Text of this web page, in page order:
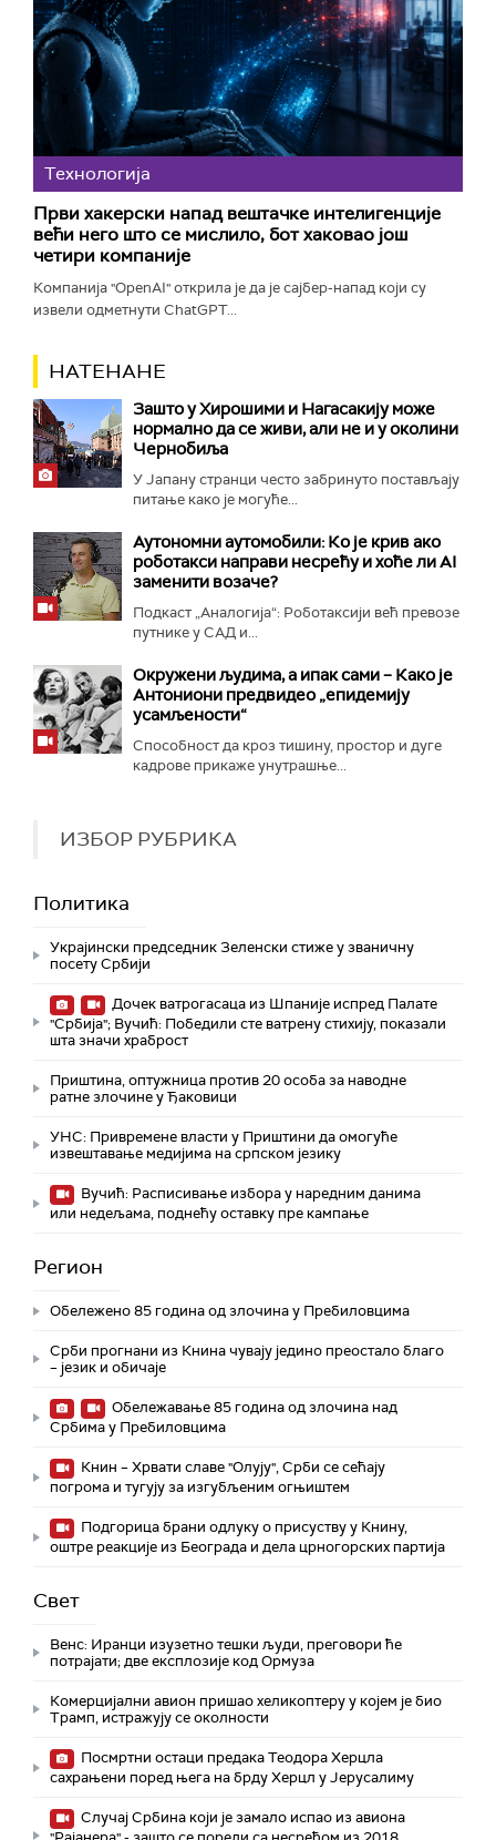
Технологијa
Први хакерски напад вештачке интелигенције
већи него што се мислило, бот хаковао још
четири компаније
Компанија "OpenAI" открила је да је сајбер-напад који су
извели одметнути ChatGPT...
НАТЕНАНЕ
Зашто у Хирошими и Нагасакију може
нормално да се живи, али не и у околини
Чернобиља
У Јапану странци често забринуто постављају
питање како је могуће...
Аутономни аутомобили: Ко је крив ако
роботакси направи несрећу и хоће ли AI
заменити возаче?
Подкаст „Аналогија“: Роботаксији већ превозе
путнике у САД и...
Окружени људима, а ипак сами – Како је
Антониони предвидео „епидемију
усамљености“
Способност да кроз тишину, простор и дуге
кадрове прикаже унутрашње...
ИЗБОР РУБРИКА
Политика
Украјински председник Зеленски стиже у званичну
посету Србији
Дочек ватрогасаца из Шпаније испред Палате
"Србија"; Вучић: Победили сте ватрену стихију, показали
шта значи храброст
Приштина, оптужница против 20 особа за наводне
ратне злочине у Ђаковици
УНС: Привремене власти у Приштини да омогуће
извештавање медијима на српском језику
Вучић: Расписивање избора у наредним данима
или недељама, поднећу оставку пре кампање
Регион
Обележено 85 година од злочина у Пребиловцима
Срби прогнани из Книна чувају једино преостало благо
– језик и обичаје
Обележавање 85 година од злочина над
Србима у Пребиловцима
Книн – Хрвати славе "Олују", Срби се сећају
погрома и тугују за изгубљеним огњиштем
Подгорица брани одлуку о присуству у Книну,
оштре реакције из Београда и дела црногорских партија
Свет
Венс: Иранци изузетно тешки људи, преговори ће
потрајати; две експлозије код Ормуза
Комерцијални авион пришао хеликоптеру у којем је био
Трамп, истражују се околности
Посмртни остаци предака Теодора Херцла
сахрањени поред њега на брду Херцл у Јерусалиму
Случај Србина који је замало испао из авиона